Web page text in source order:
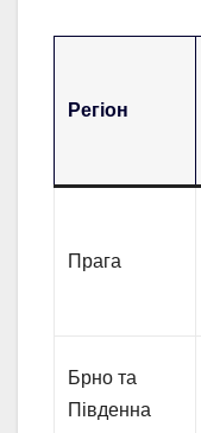
Регіон
Прага
Брно та
Південна